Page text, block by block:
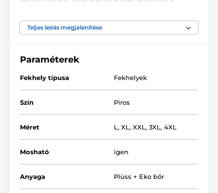
karmolásnak és a szennyeződésnek. A fekhely alsó
része polipropilén és a töltet habszivacs.
Teljes leírás megjelenítése
Paraméterek
Fekhely típusa Fekhelyek
Szín Piros
Méret L, XL, XXL, 3XL, 4XL
Mosható igen
Anyaga Plüss + Eko bőr